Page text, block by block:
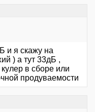
и я скажу на
) а тут 33дБ ,
в сборе или
продуваемости